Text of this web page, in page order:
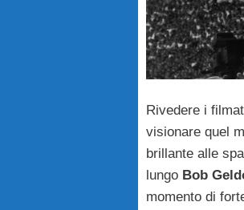
Rivedere i
visionare quel
brillante alle
lungo Bob
momento di